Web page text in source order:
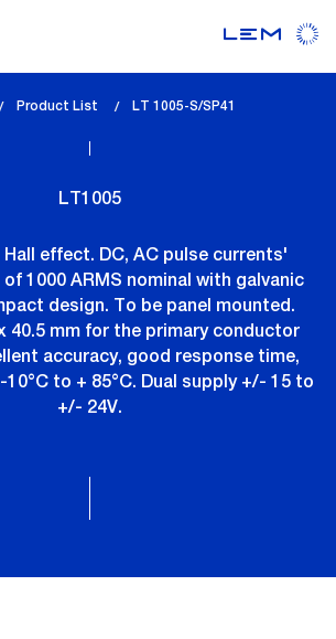
Product List
lem_current_page
LT 1005-S/SP41
LT1005
effect. DC, AC pulse currents'
1000 ARMS nominal with galvanic
design. To be panel mounted.
40.5 mm for the primary conductor
accuracy, good response time,
to + 85°C. Dual supply +/- 15 to
+/- 24V.